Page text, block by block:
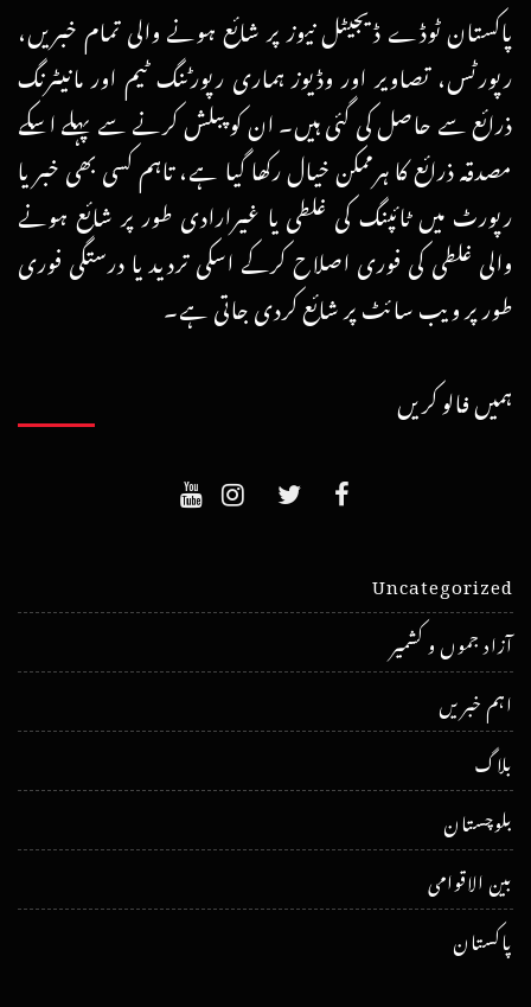
پاکستان ٹوڈے ڈیجیٹل نیوز پر شائع ہونے والی تمام خبریں،
رپورٹس، تصاویر اور وڈیوز ہماری رپورٹنگ ٹیم اور مانیٹرنگ
ذرائع سے حاصل کی گئی ہیں۔ ان کو پبلش کرنے سے پہلے اسکے
مصدقہ ذرائع کا ہرممکن خیال رکھا گیا ہے، تاہم کسی بھی خبر یا
رپورٹ میں ٹائپنگ کی غلطی یا غیرارادی طور پر شائع ہونے
والی غلطی کی فوری اصلاح کرکے اسکی تردید یا درستگی فوری
طور پر ویب سائٹ پر شائع کردی جاتی ہے۔
ہمیں فالو کریں
Uncategorized
آزاد جموں و کشمیر
اہم خبریں
بلاگ
بلوچستان
بین الاقوامی
پاکستان